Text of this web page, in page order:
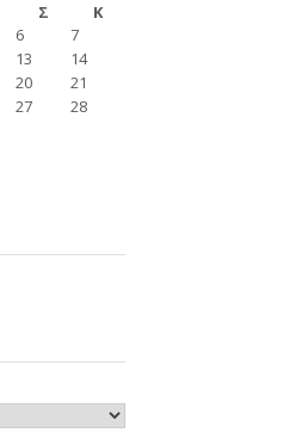
Σ Κ
6 7
13 14
20
21
27
28